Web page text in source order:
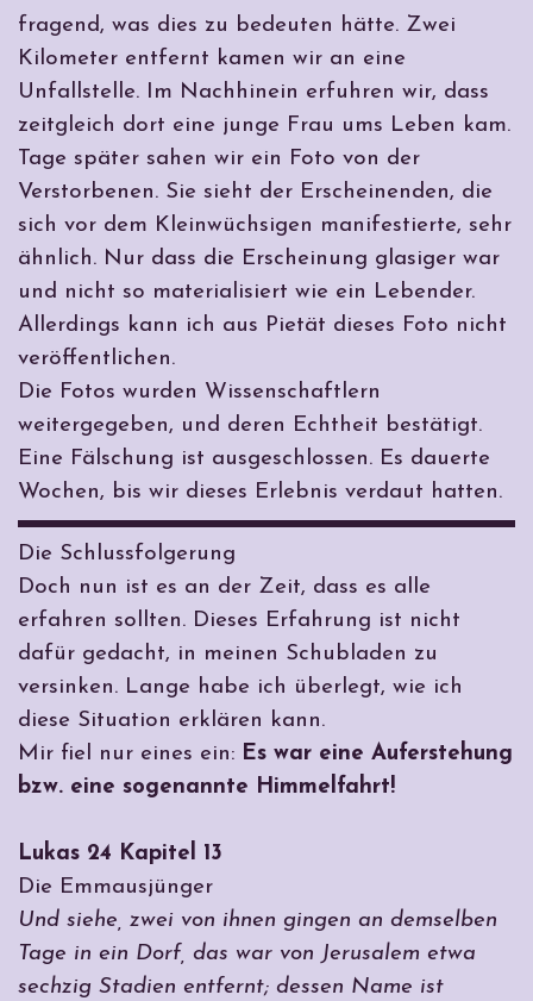
fragend, was dies zu bedeuten hätte. Zwei
Kilometer entfernt kamen wir an eine
Unfallstelle. Im Nachhinein erfuhren wir, dass
zeitgleich dort eine junge Frau ums Leben kam.
Tage später sahen wir ein Foto von der
Verstorbenen. Sie sieht der Erscheinenden, die
sich vor dem Kleinwüchsigen manifestierte, sehr
ähnlich. Nur dass die Erscheinung glasiger war
und nicht so materialisiert wie ein Lebender.
Allerdings kann ich aus Pietät dieses Foto nicht
veröffentlichen.
Die Fotos wurden Wissenschaftlern
weitergegeben, und deren Echtheit bestätigt.
Eine Fälschung ist ausgeschlossen. Es dauerte
Wochen, bis wir dieses Erlebnis verdaut hatten.
Die Schlussfolgerung
Doch nun ist es an der Zeit, dass es alle
erfahren sollten. Dieses Erfahrung ist nicht
dafür gedacht, in meinen Schubladen zu
versinken. Lange habe ich überlegt, wie ich
diese Situation erklären kann.
Mir fiel nur eines ein: Es war eine Auferstehung
bzw. eine sogenannte Himmelfahrt!
Lukas 24 Kapitel 13
Die Emmausjünger
Und siehe, zwei von ihnen gingen an demselben
Tage in ein Dorf, das war von Jerusalem etwa
sechzig Stadien entfernt; dessen Name ist